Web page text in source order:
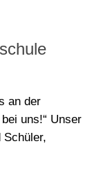
an der
uns!“ Unser
Schüler,